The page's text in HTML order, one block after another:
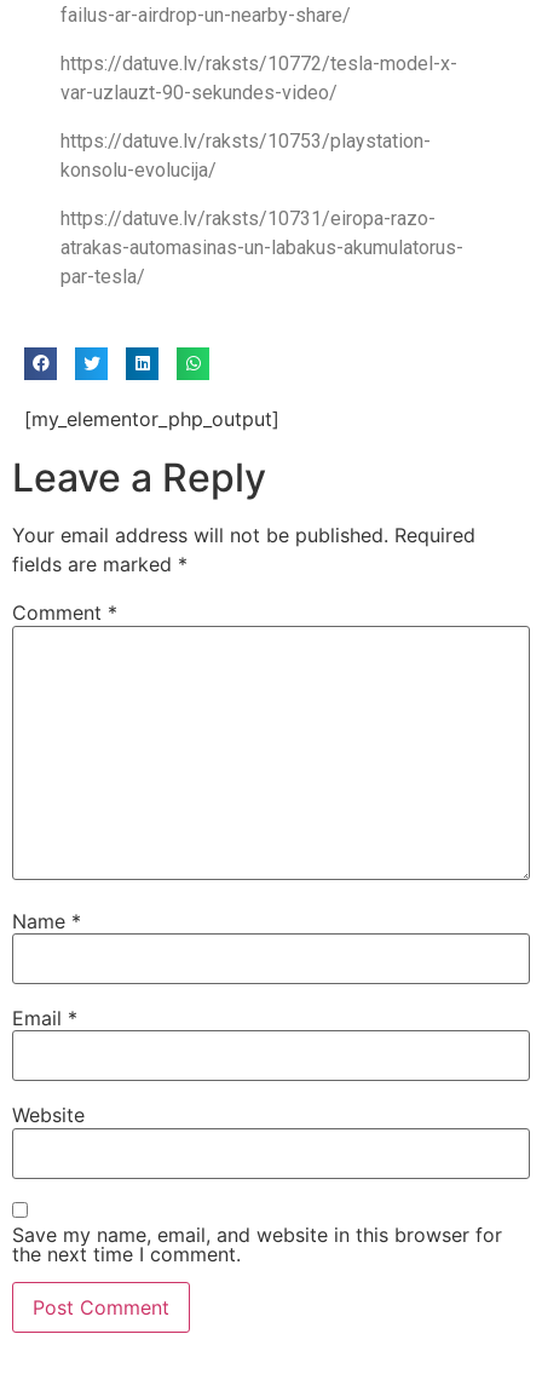
failus-ar-airdrop-un-nearby-share/
https://datuve.lv/raksts/10772/tesla-model-x-
var-uzlauzt-90-sekundes-video/
https://datuve.lv/raksts/10753/playstation-
konsolu-evolucija/
https://datuve.lv/raksts/10731/eiropa-razo-
atrakas-automasinas-un-labakus-akumulatorus-
par-tesla/
[my_elementor_php_output]
Leave a Reply
Your email address will not be published. Required
fields are marked *
Comment *
Name *
Email *
Website
Save my name, email, and website in this browser for
the next time I comment.